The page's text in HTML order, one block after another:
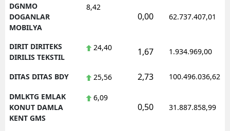
DGNMO
DOGANLAR
MOBILYA
8,42
0,00 62.737.407,01
DIRIT DIRITEKS
DIRILIS TEKSTIL
24,40 1,67 1.934.969,00
DITAS DITAS BDY 25,56 2,73 100.496.036,62
DMLKTG EMLAK
KONUT DAMLA
KENT GMS
6,09
0,50 31.887.858,99